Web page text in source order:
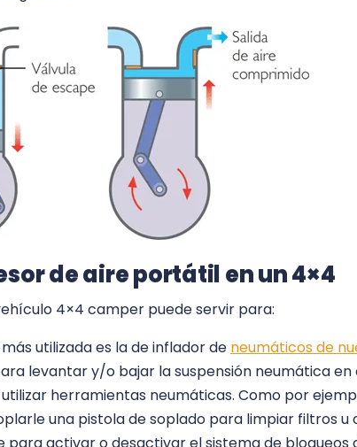
de aire portátil en un 4×4
4×4 camper puede servir para:
utilizada es la de inflador de neumáticos de
levantar y/o bajar la suspensión neumática en
herramientas neumáticas. Como por
una pistola de soplado para limpiar filtros u